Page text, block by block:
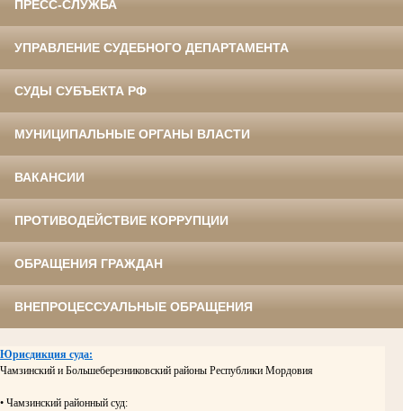
ПРЕСС-СЛУЖБА
УПРАВЛЕНИЕ СУДЕБНОГО ДЕПАРТАМЕНТА
СУДЫ СУБЪЕКТА РФ
МУНИЦИПАЛЬНЫЕ ОРГАНЫ ВЛАСТИ
ВАКАНСИИ
ПРОТИВОДЕЙСТВИЕ КОРРУПЦИИ
ОБРАЩЕНИЯ ГРАЖДАН
ВНЕПРОЦЕССУАЛЬНЫЕ ОБРАЩЕНИЯ
Юрисдикция суда:
Чамзинский и Большеберезниковский районы Республики Мордовия
• Чамзинский районный суд: